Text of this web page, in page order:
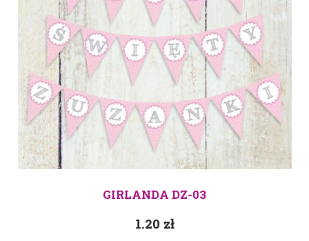
GIRLANDA DZ-03
1.20 zł